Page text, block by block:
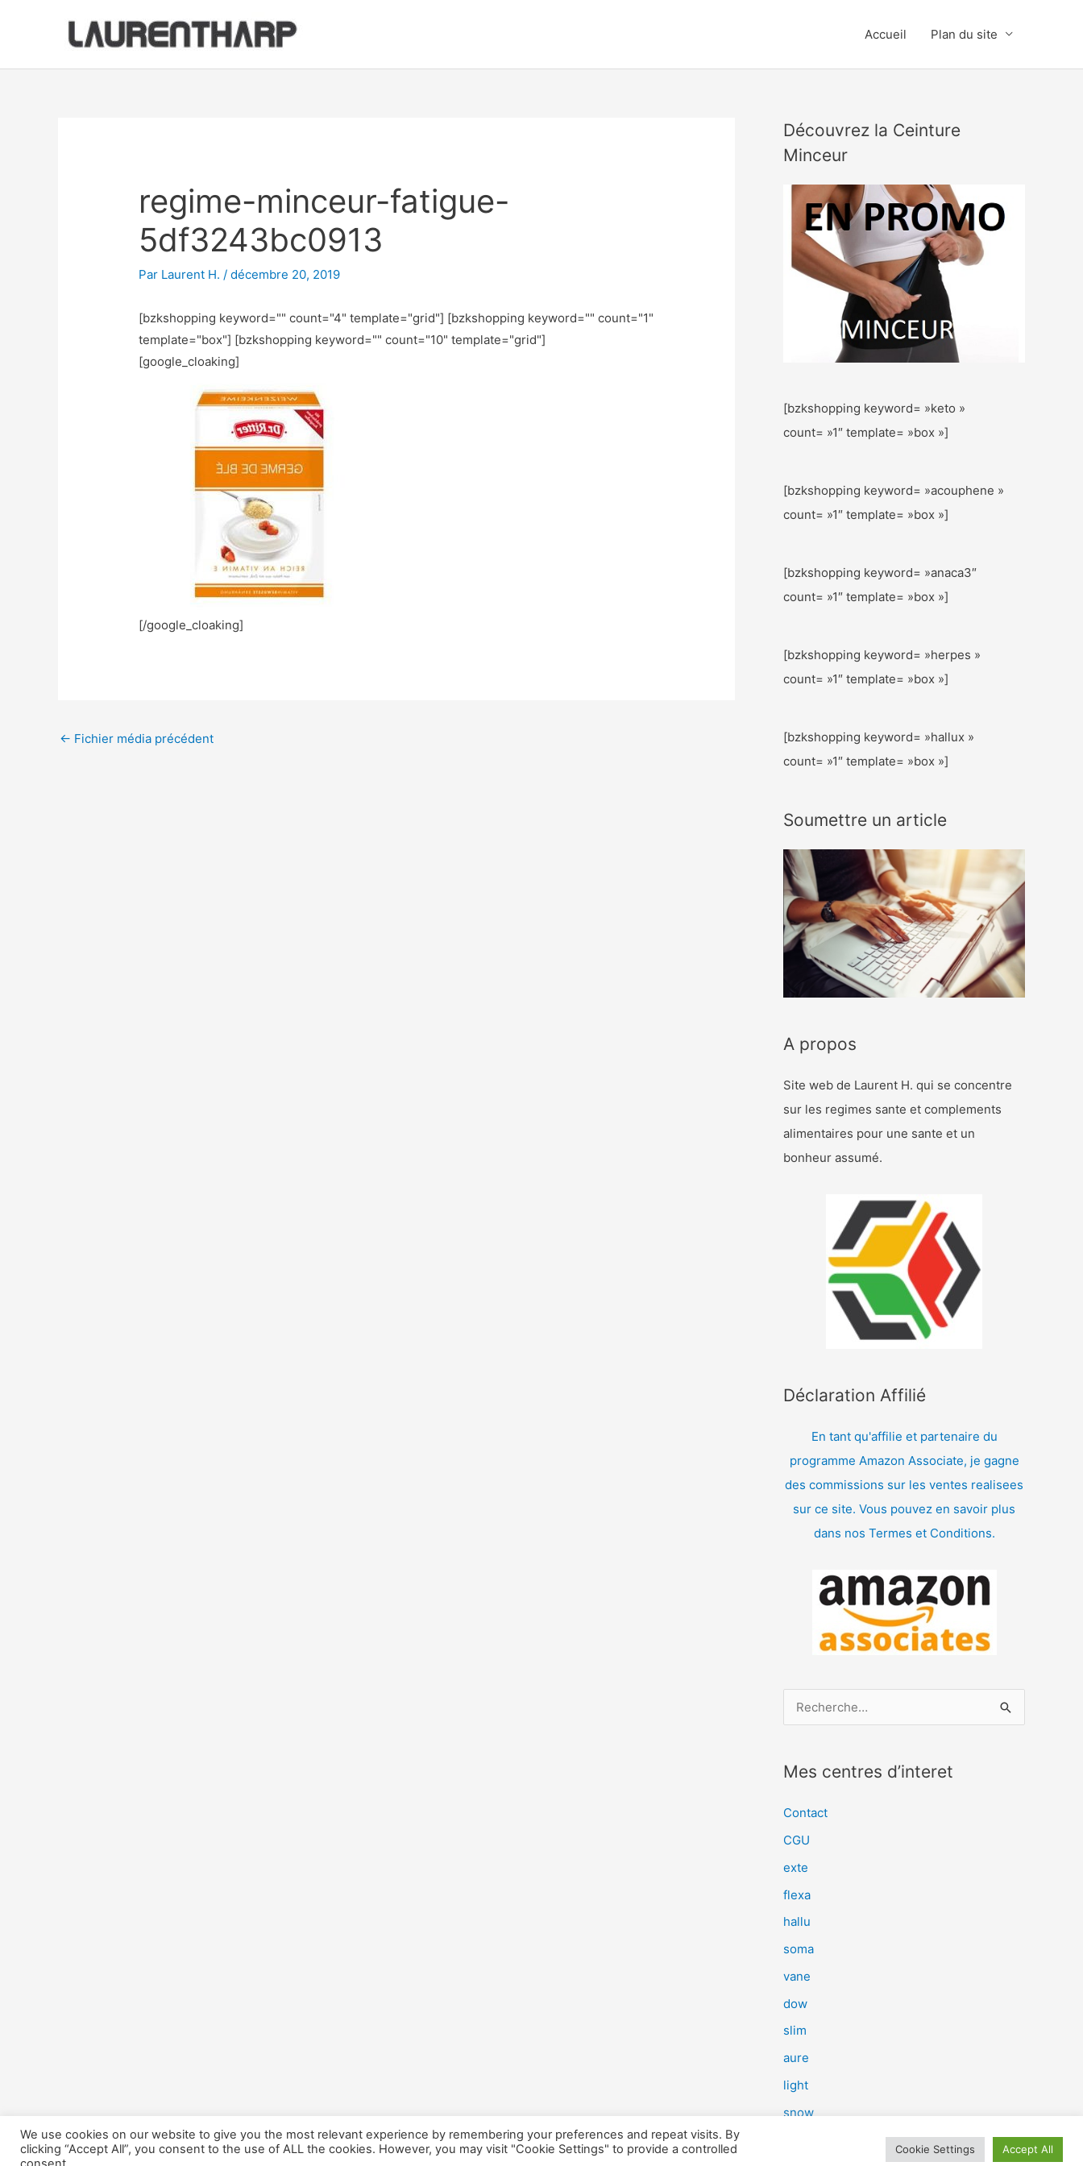
Accueil Plan du site
regime-minceur-fatigue-
5df3243bc0913
Par Laurent H./décembre 20, 2019
[bzkshopping keyword="" count="4" template="grid"] [bzkshopping keyword="" count="1"
template="box"] [bzkshopping keyword="" count="10" template="grid"]
[google_cloaking]
[/google_cloaking]
← Fichier média précédent
Découvrez la Ceinture
Minceur
[bzkshopping keyword= »keto »
count= »1″ template= »box »]
[bzkshopping keyword= »acouphene »
count= »1″ template= »box »]
[bzkshopping keyword= »anaca3″
count= »1″ template= »box »]
[bzkshopping keyword= »herpes »
count= »1″ template= »box »]
[bzkshopping keyword= »hallux »
count= »1″ template= »box »]
Soumettre un article
A propos
Site web de Laurent H. qui se concentre
sur les regimes sante et complements
alimentaires pour une sante et un
bonheur assumé.
Déclaration Affilié
En tant qu'affilie et partenaire du
programme Amazon Associate, je gagne
des commissions sur les ventes realisees
sur ce site. Vous pouvez en savoir plus
dans nos Termes et Conditions.
e
e
r
:
Mes centres d’interet
Contact
CGU
exte
flexa
hallu
soma
vane
dow
slim
aure
light
snow
We use cookies on our website to give you the most relevant experience by remembering your preferences and repeat visits. By
clicking “Accept All”, you consent to the use of ALL the cookies. However, you may visit "Cookie Settings" to provide a controlled
Cookie Settings Accept All